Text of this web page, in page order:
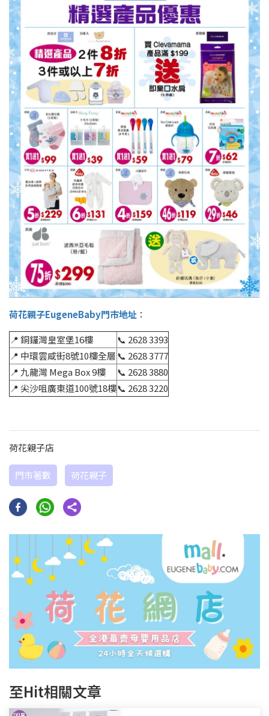
荷花親子EugeneBaby門市地址 ：
📍 銅鑼灣皇室堡16樓
📞 2628 3393
📍 中環雲咸街8號10樓全層📞 2628 3777
📍 九龍灣 Mega Box 9樓
📞 2628 3880
📍 尖沙咀廣東道100號18樓📞 2628 3220
荷花親子店
門市著數 荷花親子
至Hit相關文章